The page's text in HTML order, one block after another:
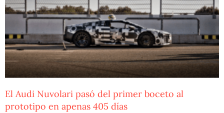
El Audi Nuvolari pasó del primer boceto al
prototipo en apenas 405 días